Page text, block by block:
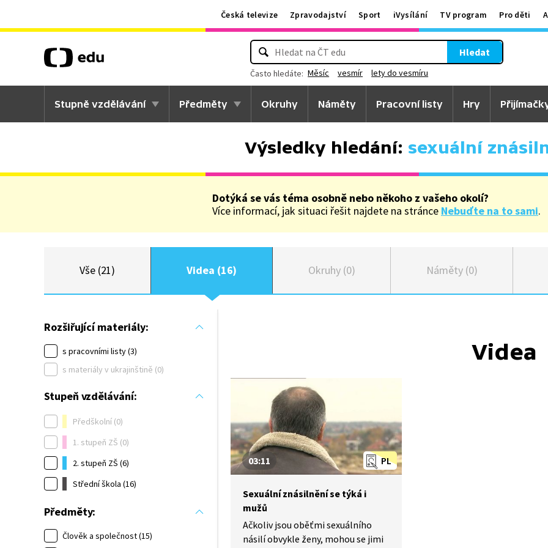
Česká televize Zpravodajství Sport iVysílání TV program Pro děti
Hledat
Často hledáte: Měsíc vesmír lety do vesmíru
Stupně vzdělávání Předměty Okruhy Náměty Pracovní listy Hry
Výsledky hledání: sexuální
Dotýká se vás téma osobně nebo někoho z vašeho okolí?
Více informací, jak situaci řešit najdete na stránce Nebuďte na to sami.
Vše (21) Videa (16) Okruhy (0) Náměty (0)
Rozšiřující materiály:
s pracovními listy (3)
s materiály v ukrajinštině (0)
Stupeň vzdělávání:
Předškolní (0)
1. stupeň ZŠ (0)
2. stupeň ZŠ (6)
Střední škola (16)
Předměty:
Člověk a společnost (15)
Videa
PL
03:11
Sexuální znásilnění se týká i
mužů
Ačkoliv jsou oběťmi sexuálního
násilí obvykle ženy, mohou se jimi